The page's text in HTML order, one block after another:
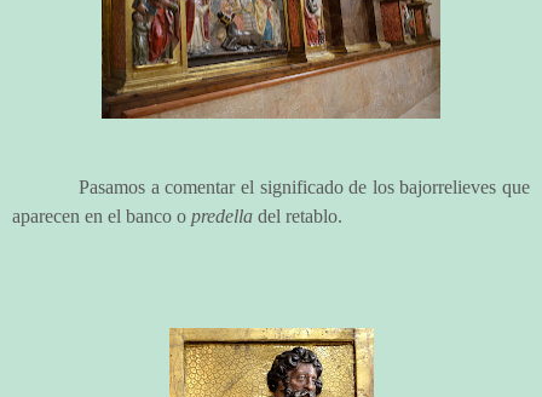
Pasamos a comentar el significado de los bajorrelieves que
aparecen en el banco o predella del retablo.